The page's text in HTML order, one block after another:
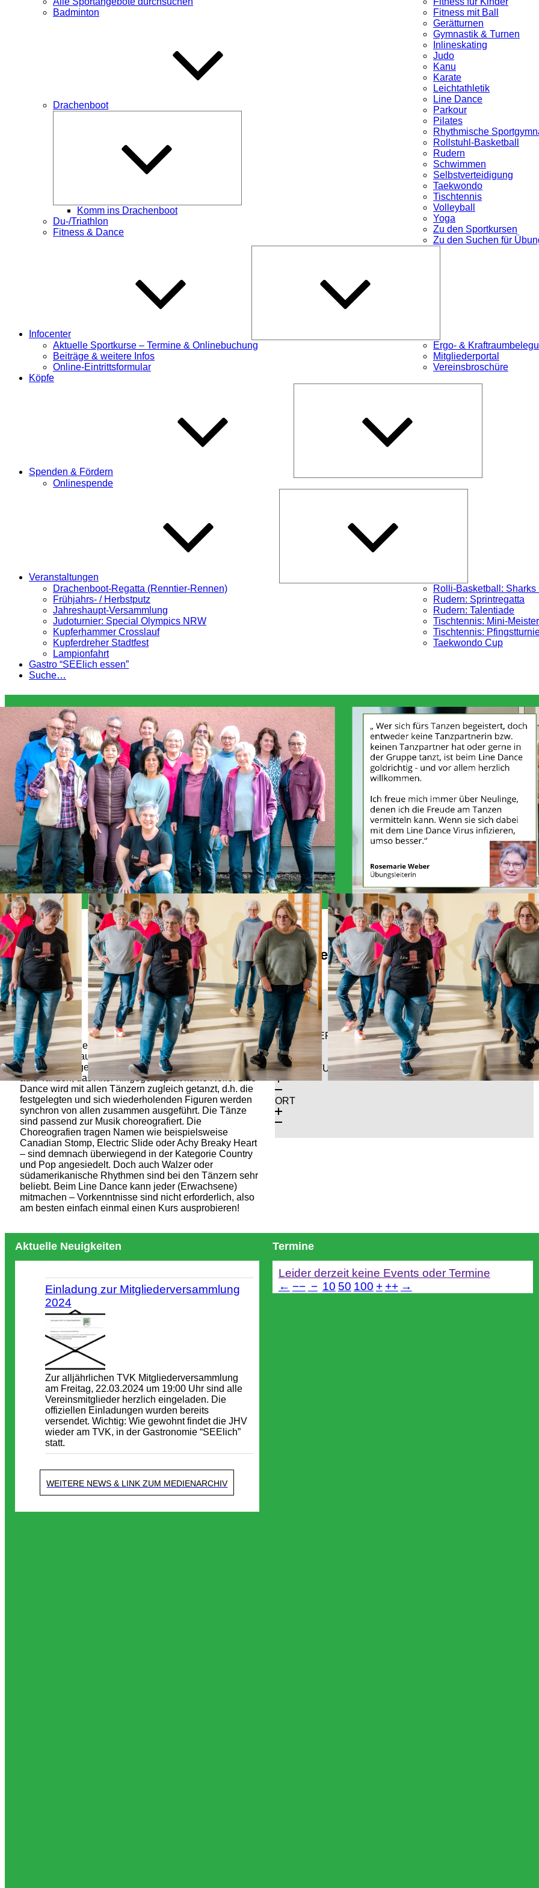
Badminton
Drachenboot
Komm ins Drachenboot
Du-/Triathlon
Fitness & Dance
Fitness mit Ball
Gerätturnen
Gymnastik & Turnen
Inlineskating
Judo
Kanu
Karate
Leichtathletik
Line Dance
Parkour
Pilates
Rhythmische
Rollstuhl-Basketball
Rudern
Schwimmen
Selbstverteidigung
Taekwondo
Tischtennis
Volleyball
Yoga
Zu den Sportkursen
Zu den Suchen für
Infocenter
Aktuelle Sportkurse – Termine & Onlinebuchung
Beiträge & weitere Infos
Online-Eintrittsformular
Ergo- &
Mitgliederportal
Vereinsbroschüre
Köpfe
Spenden & Fördern
Onlinespende
Veranstaltungen
Drachenboot-Regatta (Renntier-Rennen)
Frühjahrs- / Herbstputz
Jahreshaupt-Versammlung
Judoturnier: Special Olympics NRW
Kupferhammer Crosslauf
Kupferdreher Stadtfest
Lampionfahrt
Rolli-Basketball: Sharks
Rudern: Sprintregatta
Rudern: Talentiade
Tischtennis: Mini-
Tischtennis:
Taekwondo Cup
Gastro “SEElich essen”
Suche…
Alles Wichtige auf einen Blick
Allgemein
Der Line-Dance Kurs eignet sich für jeden, der zwei
Füße hat und auf 8 zählen kann. Weitere
Voraussetzungen sind die Freude am Lernen und Lust
aufs Tanzen, das Alter hingegen spielt keine Rolle. Line
Dance wird mit allen Tänzern zugleich getanzt, d.h. die
festgelegten und sich wiederholenden Figuren werden
synchron von allen zusammen ausgeführt. Die Tänze
sind passend zur Musik choreografiert. Die
Choreografien tragen Namen wie beispielsweise
Canadian Stomp, Electric Slide oder Achy Breaky Heart
– sind demnach überwiegend in der Kategorie Country
und Pop angesiedelt. Doch auch Walzer oder
südamerikanische Rhythmen sind bei den Tänzern sehr
beliebt. Beim Line Dance kann jeder (Erwachsene)
mitmachen – Vorkenntnisse sind nicht erforderlich, also
am besten einfach einmal einen Kurs ausprobieren!
Kompaktinfo
ZIEL-/ALTERSGRUPPEN
AUSRÜSTUNG
ORT
Aktuelle Neuigkeiten
Einladung zur Mitgliederversammlung
2024
Zur alljährlichen TVK Mitgliederversammlung
am Freitag, 22.03.2024 um 19:00 Uhr sind alle
Vereinsmitglieder herzlich eingeladen. Die
offiziellen Einladungen wurden bereits
versendet. Wichtig: Wie gewohnt findet die JHV
wieder am TVK, in der Gastronomie “SEElich”
statt.
WEITERE NEWS & LINK ZUM MEDIENARCHIV
Termine
Leider derzeit keine Events oder Termine
← −− − 10 50 100 + ++ →